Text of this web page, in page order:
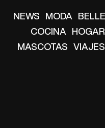
NEWS MODA
COCINA HOGAR
MASCOTAS VIAJES